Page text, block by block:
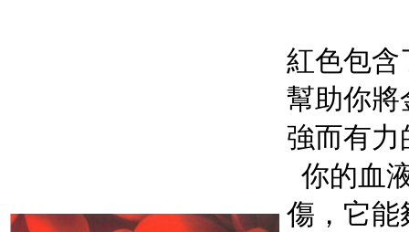
紅色包含
幫助你將
強而有力
你的血
傷，它能